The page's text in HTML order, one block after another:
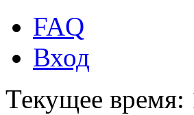
FAQ
Вход
Текущее время: